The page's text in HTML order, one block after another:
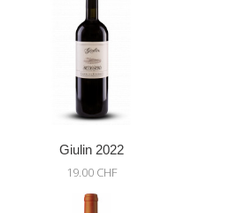
Giulin 2022
19.00 CHF